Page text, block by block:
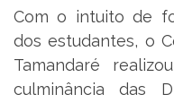
Com o intuito de
dos estudantes, o
Tamandaré
culminância das